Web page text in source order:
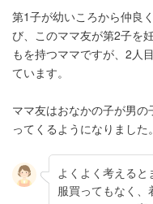
第1子が幼いころから仲良
び、このママ友が第2子を
もを持つママですが、2人
ています。
ママ友はおなかの子が男
ってくるようになりました。
よくよく考える
服買ってもなく